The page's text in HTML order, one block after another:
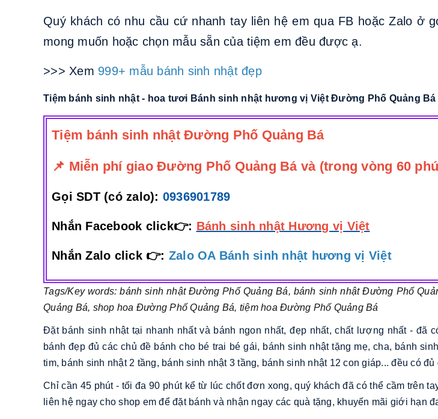
Quý khách có nhu cầu cứ nhanh tay liên hệ em qua FB hoặc Zalo
mong muốn hoặc chọn mẫu sẵn của tiệm em đều được ạ.
>>> Xem 999+ mẫu bánh sinh nhật đẹp
Tiệm bánh sinh nhật - hoa tươi Bánh sinh nhật hương vị Việt Đường Phố Quảng Bá
Tiệm bánh sinh nhật Đường Phố Quảng Bá
📌 Miễn phí giao Đường Phố Quảng Bá và (trong vòng 60
Gọi SDT (có zalo): 0936901789
Nhắn Facebook click👉: Bánh sinh nhật Hương vị Việt
Nhắn Zalo click 👉: Zalo OA Bánh sinh nhật hương vị Việt
Tags/Key words: bánh sinh nhật Đường Phố Quảng Bá, bánh sinh nhật Đường Phố
Quảng Bá, shop hoa Đường Phố Quảng Bá, tiệm hoa Đường Phố Quảng Bá
Đặt bánh sinh nhật tại nhanh nhất và bánh ngon nhất, đẹp nhất, chất lượng nhất -
bánh đẹp đủ các chủ đề bánh cho bé trai bé gái, bánh sinh nhật tặng mẹ, cha, bánh
tim, bánh sinh nhật 2 tầng, bánh sinh nhật 3 tầng, bánh sinh nhật 12 con giáp... đều có
Chỉ cần 45 phút - tối đa 90 phút kể từ lúc chốt đơn xong, quý khách đã có thể cầm trên
liên hệ ngay cho shop em để đặt bánh và nhận ngay các quà tặng, khuyến mãi giới hạn